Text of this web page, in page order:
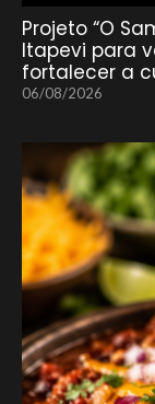
Projeto “O
Itapevi para
fortalecer a
06/08/2026